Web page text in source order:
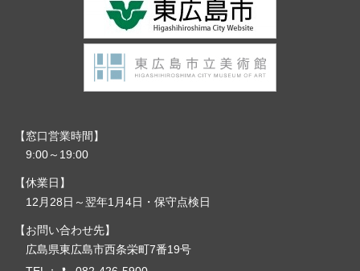
窓口営業時間
9:00～19:00
休業日
12月28日～翌年1月4日・保守点検日
お問い合わせ先
広島県東広島市西条栄町7番19号